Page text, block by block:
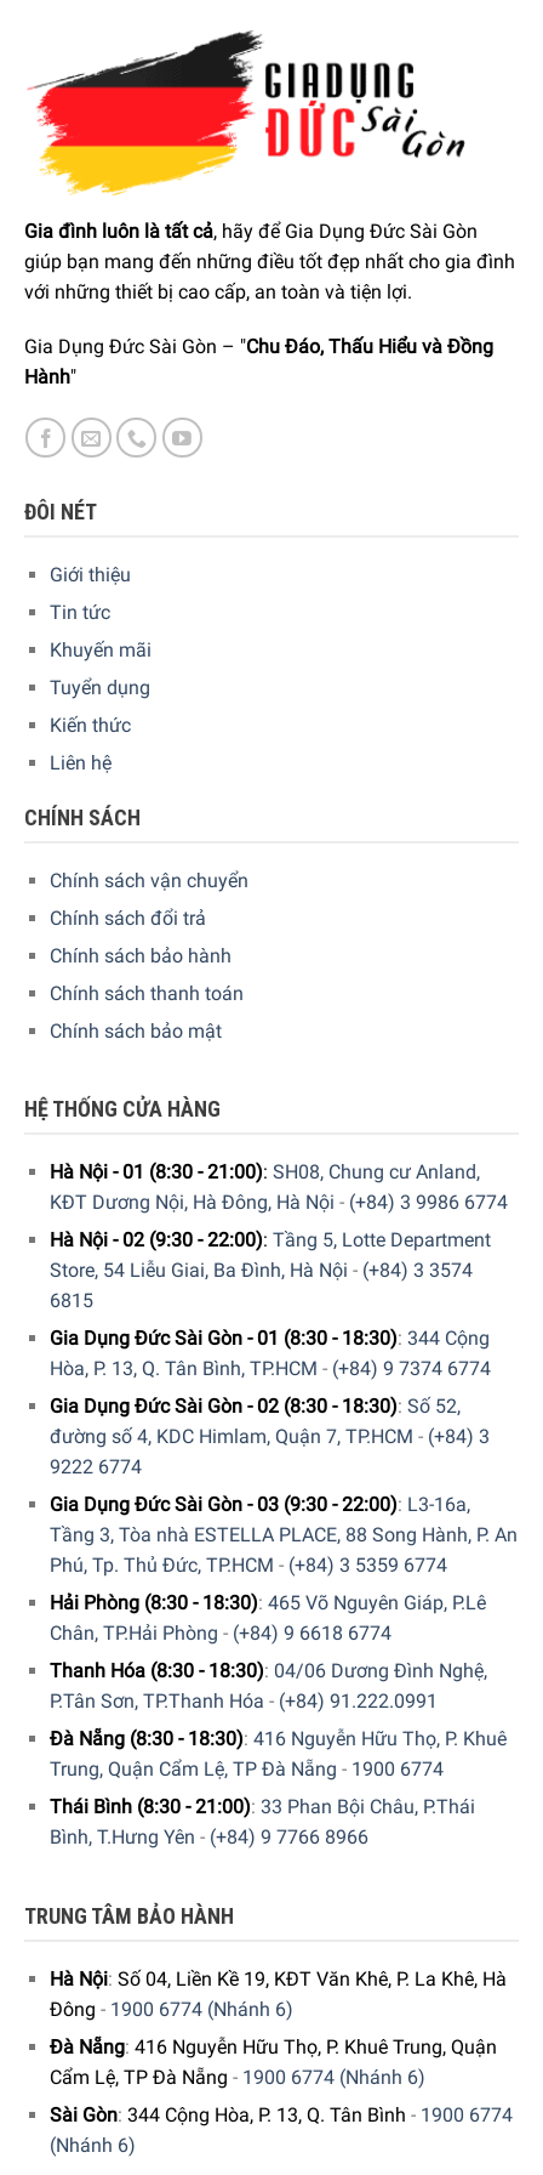
GIA DỤNG ĐỨC SÀI GÒN CAM KẾT:
Giao hàng nhanh chóng toàn quốc.
Bảo hành bằng thẻ bảo hành chính hãng từ công ty.
Hàng đúng nguồn gốc, chính hãng, nhập khẩu Đức &
EU.
Ngoài ra quý khách còn có thể tham khảo thêm các sản
phẩmBỘ DAO, MÀI DAO, THỚT, KÉOkhác đang được bán
tại các showroom của
Thêm vào đó, chúng tôi cũng có kênh
bị Đồ gia dụng. Quý khách có thể tham khảo
Gia đình luôn là tất cả, hãy để Gia Dụng Đức Sài Gòn
giúp bạn mang đến những điều tốt đẹp nhất cho gia đình
với những thiết bị cao cấp, an toàn và tiện lợi.
Gia Dụng Đức Sài Gòn – "Chu Đáo, Thấu Hiểu và Đồng
Hành"
ĐÔI NÉT
Giới thiệu
Tin tức
Khuyến mãi
Tuyển dụng
Kiến thức
Liên hệ
CHÍNH SÁCH
Chính sách vận chuyển
Chính sách đổi trả
Chính sách bảo hành
Chính sách thanh toán
Chính sách bảo mật
HỆ THỐNG CỬA HÀNG
Hà Nội - 01 (8:30 - 21:00): SH08, Chung cư Anland,
KĐT Dương Nội, Hà Đông, Hà Nội - (+84) 3 9986 6774
Hà Nội - 02 (9:30 - 22:00): Tầng 5, Lotte Department
Store, 54 Liễu Giai, Ba Đình, Hà Nội - (+84) 3 3574
6815
Gia Dụng Đức Sài Gòn - 01 (8:30 - 18:30): 344 Cộng
Hòa, P. 13, Q. Tân Bình, TP.HCM - (+84) 9 7374 6774
Gia Dụng Đức Sài Gòn - 02 (8:30 - 18:30): Số 52,
đường số 4, KDC Himlam, Quận 7, TP.HCM - (+84) 3
9222 6774
Gia Dụng Đức Sài Gòn - 03 (9:30 - 22:00): L3-16a,
Tầng 3, Tòa nhà ESTELLA PLACE, 88 Song Hành, P. An
Phú, Tp. Thủ Đức, TP.HCM - (+84) 3 5359 6774
Hải Phòng (8:30 - 18:30): 465 Võ Nguyên Giáp, P.Lê
Chân, TP.Hải Phòng - (+84) 9 6618 6774
Thanh Hóa (8:30 - 18:30): 04/06 Dương Đình Nghệ,
P.Tân Sơn, TP.Thanh Hóa - (+84) 91.222.0991
Đà Nẵng (8:30 - 18:30): 416 Nguyễn Hữu Thọ, P. Khuê
Trung, Quận Cẩm Lệ, TP Đà Nẵng - 1900 6774
Thái Bình (8:30 - 21:00): 33 Phan Bội Châu, P.Thái
Bình, T.Hưng Yên - (+84) 9 7766 8966
TRUNG TÂM BẢO HÀNH
Hà Nội: Số 04, Liền Kề 19, KĐT Văn Khê, P. La Khê, Hà
Đông - 1900 6774 (Nhánh 6)
Đà Nẵng: 416 Nguyễn Hữu Thọ, P. Khuê Trung, Quận
Cẩm Lệ, TP Đà Nẵng - 1900 6774 (Nhánh 6)
Sài Gòn: 344 Cộng Hòa, P. 13, Q. Tân Bình - 1900 6774
(Nhánh 6)